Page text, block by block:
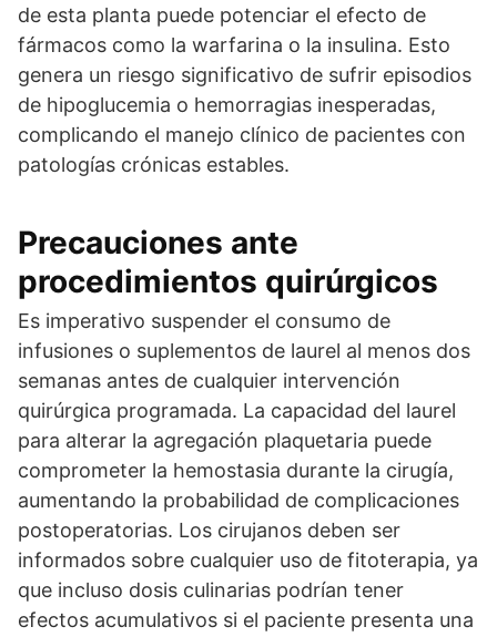
de esta planta puede potenciar el efecto de
fármacos como la warfarina o la insulina. Esto
genera un riesgo significativo de sufrir episodios
de hipoglucemia o hemorragias inesperadas,
complicando el manejo clínico de pacientes con
patologías crónicas estables.
Precauciones ante
procedimientos quirúrgicos
Es imperativo suspender el consumo de
infusiones o suplementos de laurel al menos dos
semanas antes de cualquier intervención
quirúrgica programada. La capacidad del laurel
para alterar la agregación plaquetaria puede
comprometer la hemostasia durante la cirugía,
aumentando la probabilidad de complicaciones
postoperatorias. Los cirujanos deben ser
informados sobre cualquier uso de fitoterapia, ya
que incluso dosis culinarias podrían tener
efectos acumulativos si el paciente presenta una